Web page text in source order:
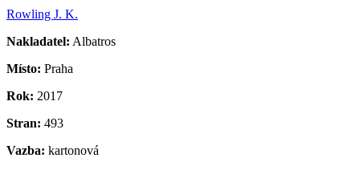
Rowling J. K.
Nakladatel: Albatros
Místo: Praha
Rok: 2017
Stran: 493
Vazba: kartonová